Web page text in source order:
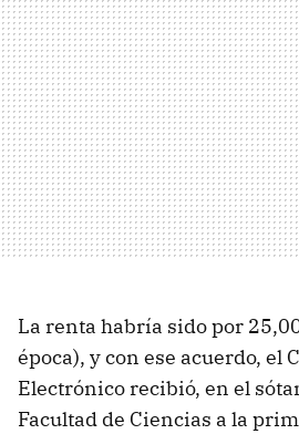
La renta habría sido por
época), y con ese acuerdo, el
Electrónico recibió, en el
Facultad de Ciencias a la